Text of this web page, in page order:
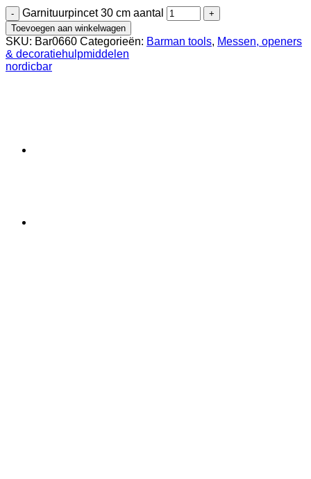
Garnituurpincet 30 cm aantal
Toevoegen aan winkelwagen
SKU: Bar0660 Categorieën: Barman tools, Messen, openers
& decoratiehulpmiddelen
nordicbar